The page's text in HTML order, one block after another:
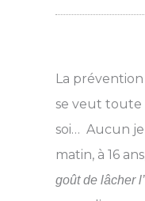
La
se veut toute
soi… Aucun
matin, à 16
goût de lâcher